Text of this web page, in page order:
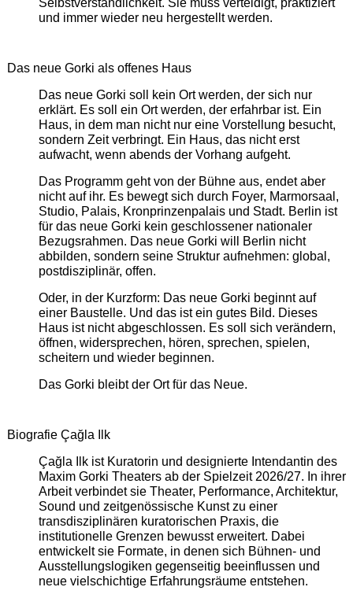
Selbstverständlichkeit. Sie muss verteidigt, praktiziert
und immer wieder neu hergestellt werden.
Das neue Gorki als offenes Haus
Das neue Gorki soll kein Ort werden, der sich nur
erklärt. Es soll ein Ort werden, der erfahrbar ist. Ein
Haus, in dem man nicht nur eine Vorstellung besucht,
sondern Zeit verbringt. Ein Haus, das nicht erst
aufwacht, wenn abends der Vorhang aufgeht.
Das Programm geht von der Bühne aus, endet aber
nicht auf ihr. Es bewegt sich durch Foyer, Marmorsaal,
Studio, Palais, Kronprinzenpalais und Stadt. Berlin ist
für das neue Gorki kein geschlossener nationaler
Bezugsrahmen. Das neue Gorki will Berlin nicht
abbilden, sondern seine Struktur aufnehmen: global,
postdisziplinär, offen.
Oder, in der Kurzform: Das neue Gorki beginnt auf
einer Baustelle. Und das ist ein gutes Bild. Dieses
Haus ist nicht abgeschlossen. Es soll sich verändern,
öffnen, widersprechen, hören, sprechen, spielen,
scheitern und wieder beginnen.
Das Gorki bleibt der Ort für das Neue.
Biografie Çağla Ilk
Çağla Ilk ist Kuratorin und designierte Intendantin des
Maxim Gorki Theaters ab der Spielzeit 2026/27. In ihrer
Arbeit verbindet sie Theater, Performance, Architektur,
Sound und zeitgenössische Kunst zu einer
transdisziplinären kuratorischen Praxis, die
institutionelle Grenzen bewusst erweitert. Dabei
entwickelt sie Formate, in denen sich Bühnen- und
Ausstellungslogiken gegenseitig beeinflussen und
neue vielschichtige Erfahrungsräume entstehen.